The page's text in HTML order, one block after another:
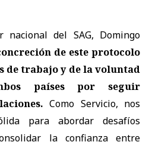
del SAG, Domingo
de este protocolo
de trabajo y de la voluntad
países por seguir
Como Servicio, nos
para abordar desafíos
la confianza entre